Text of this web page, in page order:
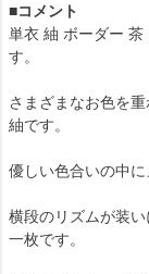
■コメント
単衣 紬 ボーダー
す。
さまざまなお色を
紬です。
優しい色合いの中に
横段のリズムが装
一枚です。